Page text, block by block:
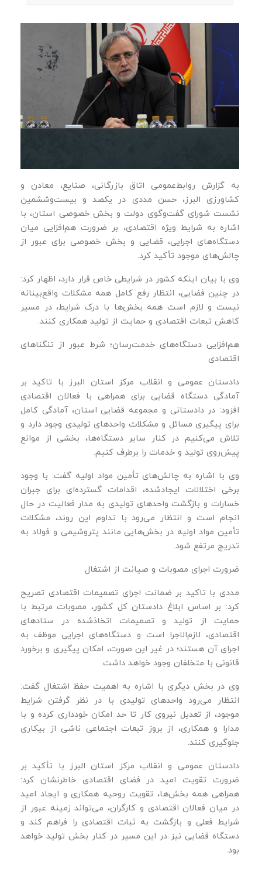
به گزارش روابط‌عمومی اتاق بازرگانی، صنایع، معادن و
کشاورزی البرز، حسن مددی در یکصد و بیست‌وششمین
نشست شورای گفت‌وگوی دولت و بخش خصوصی استان، با
اشاره به شرایط ویژه اقتصادی، بر ضرورت هم‌افزایی میان
دستگاه‌های اجرایی، قضایی و بخش خصوصی برای عبور از
چالش‌های موجود تأکید کرد.
وی با بیان اینکه کشور در شرایطی خاص قرار دارد، اظهار کرد:
در چنین فضایی، انتظار رفع کامل همه مشکلات واقع‌بینانه
نیست و لازم است همه بخش‌ها با درک شرایط، در مسیر
کاهش تبعات اقتصادی و حمایت از تولید همکاری کنند.
هم‌افزایی دستگاه‌های خدمت‌رسان؛ شرط عبور از تنگناهای
اقتصادی
دادستان عمومی و انقلاب مرکز استان البرز با تاکید بر
آمادگی دستگاه قضایی برای همراهی با فعالان اقتصادی
افزود: در دادستانی و مجموعه قضایی استان، آمادگی کامل
برای پیگیری مسائل و مشکلات واحدهای تولیدی وجود دارد و
تلاش می‌کنیم در کنار سایر دستگاه‌ها، بخشی از موانع
پیش‌روی تولید و خدمات را برطرف کنیم.
وی با اشاره به چالش‌های تأمین مواد اولیه گفت: با وجود
برخی اختلالات ایجادشده، اقدامات گسترده‌ای برای جبران
خسارات و بازگشت واحدهای تولیدی به مدار فعالیت در حال
انجام است و انتظار می‌رود با تداوم این روند، مشکلات
تأمین مواد اولیه در بخش‌هایی مانند پتروشیمی و فولاد به‌
تدریج مرتفع شود.
ضرورت اجرای مصوبات و صیانت از اشتغال
مددی با تاکید بر ضمانت اجرای تصمیمات اقتصادی تصریح
کرد: بر اساس ابلاغ دادستان کل کشور، مصوبات مرتبط با
حمایت از تولید و تصمیمات اتخاذشده در ستادهای
اقتصادی، لازم‌الاجرا است و دستگاه‌های اجرایی موظف به
اجرای آن هستند؛ در غیر این صورت، امکان پیگیری و برخورد
قانونی با متخلفان وجود خواهد داشت.
وی در بخش دیگری با اشاره به اهمیت حفظ اشتغال گفت:
انتظار می‌رود واحدهای تولیدی با در نظر گرفتن شرایط
موجود، از تعدیل نیروی کار تا حد امکان خودداری کرده و با
مدارا و همکاری، از بروز تبعات اجتماعی ناشی از بیکاری
جلوگیری کنند.
دادستان عمومی و انقلاب مرکز استان البرز با تأکید بر
ضرورت تقویت امید در فضای اقتصادی خاطرنشان کرد:
همراهی همه بخش‌ها، تقویت روحیه همکاری و ایجاد امید
در میان فعالان اقتصادی و کارگران، می‌تواند زمینه عبور از
شرایط فعلی و بازگشت به ثبات اقتصادی را فراهم کند و
دستگاه قضایی نیز در این مسیر در کنار بخش تولید خواهد
بود.